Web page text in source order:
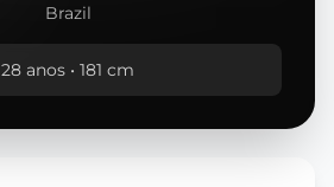
Brazil
28 anos • 181 cm